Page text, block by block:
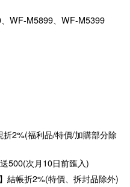
WF-M5899、WF-M5399
折2%(福利品/特價/加購部分除
500(次月10日前匯入)
結帳折2%(特價、拆封品除外)